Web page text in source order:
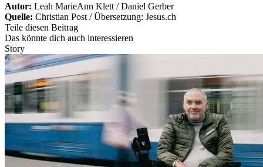
Autor: Leah MarieAnn Klett / Daniel Gerber
Quelle: Christian Post / Übersetzung: Jesus.ch
Teile diesen Beitrag
Das könnte dich auch interessieren
Story